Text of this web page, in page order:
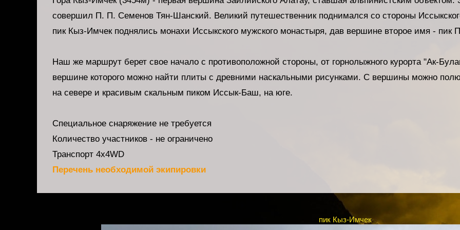
совершил П. П. Семенов Тян-Шанский. Великий путешественник поднимался со стороны
пик Кыз-Имчек поднялись монахи Иссыкского мужского монастыря, дав вершине второе имя - пик
Наш же маршрут берет свое начало с противоположной стороны, от горнолыжного курорта "Ак-
вершине которого можно найти плиты с древними наскальными рисунками. С вершины можно
на севере и красивым скальным пиком Иссык-Баш, на юге.
Специальное снаряжение не требуется
Количество участников - не ограничено
Транспорт 4х4WD
Перечень необходимой экипировки
пик Кыз-Имчек